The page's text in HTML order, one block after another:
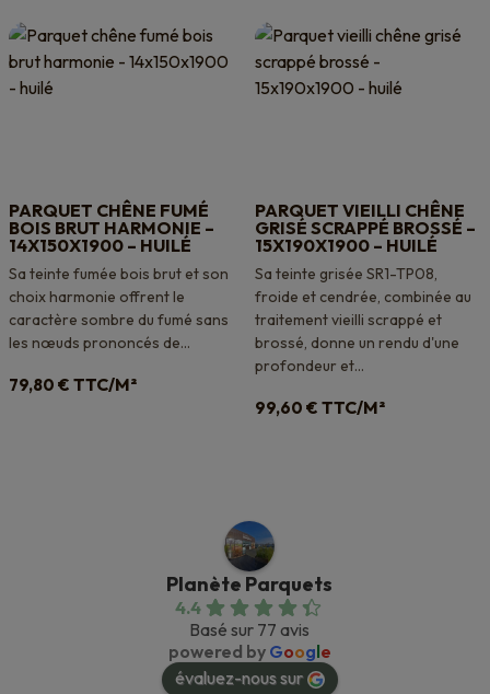
PARQUET CHÊNE FUMÉ
BOIS BRUT HARMONIE –
14X150X1900 – HUILÉ
Sa teinte fumée bois brut et son
choix harmonie offrent le
caractère sombre du fumé sans
les nœuds prononcés de...
79,80 € TTC/M²
PARQUET VIEILLI CHÊNE
GRISÉ SCRAPPÉ BROSSÉ –
15X190X1900 – HUILÉ
Sa teinte grisée SR1-TP08,
froide et cendrée, combinée au
traitement vieilli scrappé et
brossé, donne un rendu d'une
profondeur et...
99,60 € TTC/M²
Planète Parquets
4.4
Basé sur 77 avis
powered by Google
évaluez-nous sur